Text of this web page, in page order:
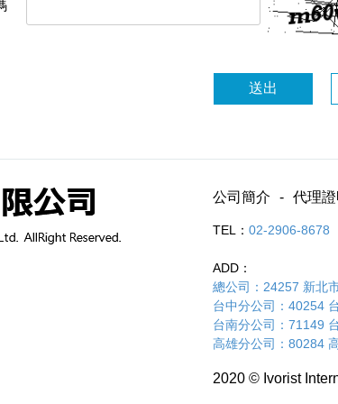
公司簡介 代理證
TEL： 02-2906-8678
ADD：
總公司：24257 新北
台中分公司：40254
台南分公司：71149
高雄分公司：80284
2020 © Ivorist